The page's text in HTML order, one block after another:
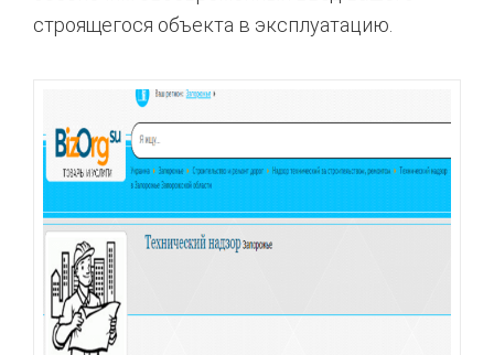
строящегося объекта в эксплуатацию.